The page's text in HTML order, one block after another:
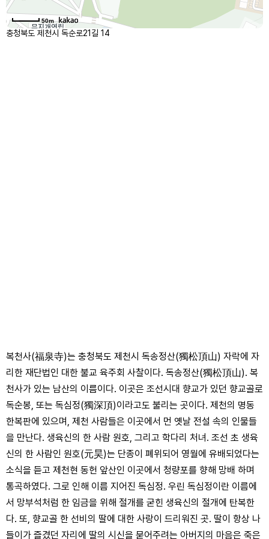
50m
충청북도 제천시 독순로21길 14
복천사(福泉寺)는 충청북도 제천시 독송정산(獨松頂山) 자락에 자
리한 재단법인 대한 불교 육주회 사찰이다. 독송정산(獨松頂山). 복
천사가 있는 남산의 이름이다. 이곳은 조선시대 향교가 있던 향교골로
독순봉, 또는 독심정(獨深頂)이라고도 불리는 곳이다. 제천의 명동
한복판에 있으며, 제천 사람들은 이곳에서 먼 옛날 전설 속의 인물들
을 만난다. 생육신의 한 사람 원호, 그리고 학다리 처녀. 조선 초 생육
신의 한 사람인 원호(元昊)는 단종이 폐위되어 영월에 유배되었다는
소식을 듣고 제천현 동헌 앞산인 이곳에서 청량포를 향해 망배 하며
통곡하였다. 그로 인해 이름 지어진 독심정. 우린 독심정이란 이름에
서 망부석처럼 한 임금을 위해 절개를 굳힌 생육신의 절개에 탄복한
다. 또, 향교골 한 선비의 딸에 대한 사랑이 드리워진 곳. 딸이 항상 나
들이가 즐겼던 자리에 딸의 시신을 묻어주려는 아버지의 마음은 죽은